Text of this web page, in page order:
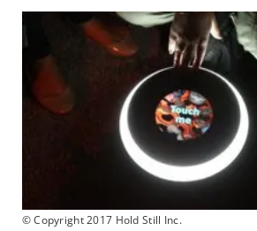
© Copyright 2017 Hold Still Inc.